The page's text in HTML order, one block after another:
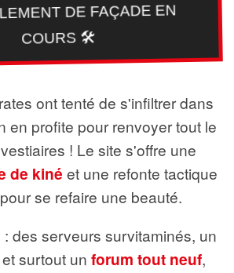
DE FAÇADE EN
COURS 🛠️
ont tenté de s'infiltrer dans
en profite pour renvoyer tout le
! Le site s'offre une
de kiné et une refonte tactique
se refaire une beauté.
des serveurs survitaminés, un
surtout un forum tout neuf,